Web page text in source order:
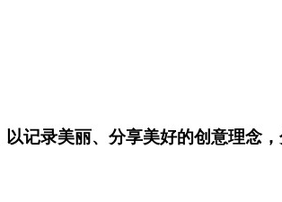
记录美丽、分享美好的创意理念